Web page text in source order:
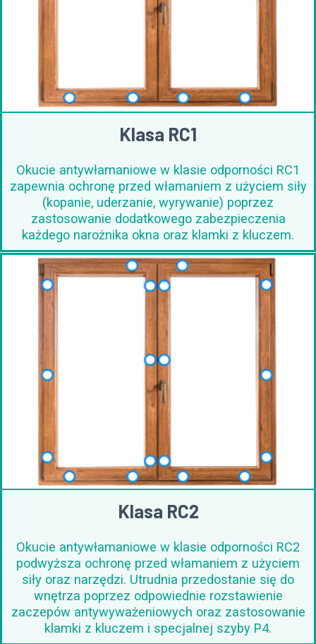
Klasa RC1
Okucie antywłamaniowe w klasie odporności RC1
zapewnia ochronę przed włamaniem z użyciem siły
(kopanie, uderzanie, wyrywanie) poprzez
zastosowanie dodatkowego zabezpieczenia
każdego narożnika okna oraz klamki z kluczem.
Klasa RC2
Okucie antywłamaniowe w klasie odporności RC2
podwyższa ochronę przed włamaniem z użyciem
siły oraz narzędzi. Utrudnia przedostanie się do
wnętrza poprzez odpowiednie rozstawienie
zaczepów antywyważeniowych oraz zastosowanie
klamki z kluczem i specjalnej szyby P4.